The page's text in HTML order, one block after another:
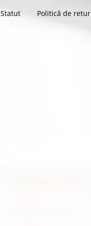
Statut Politică de retur